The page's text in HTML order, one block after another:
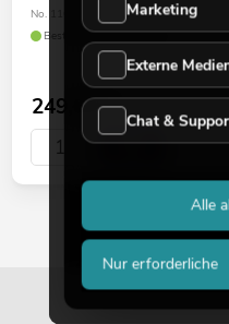
No. 11038072
Bestand reicht ca. 12 Wo.
249,00€
Marketing
Externe
Chat &
Nur erforderliche
Alle